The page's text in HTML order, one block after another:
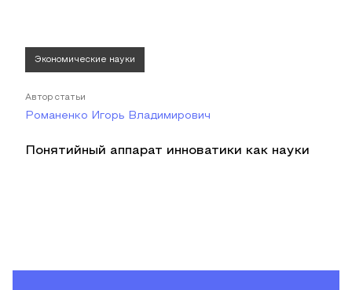
Экономические науки
Автор статьи
Романенко Игорь Владимирович
Понятийный аппарат инноватики как науки